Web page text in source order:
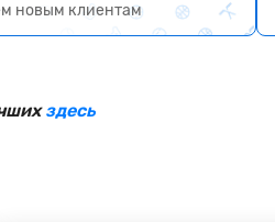
новым клиентам
здесь